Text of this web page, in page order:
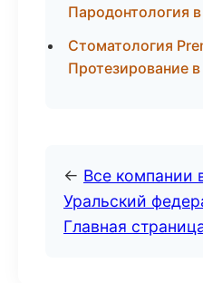
Пародонтология
Стоматология
Протезирование
← Все компании
Уральский
Главная